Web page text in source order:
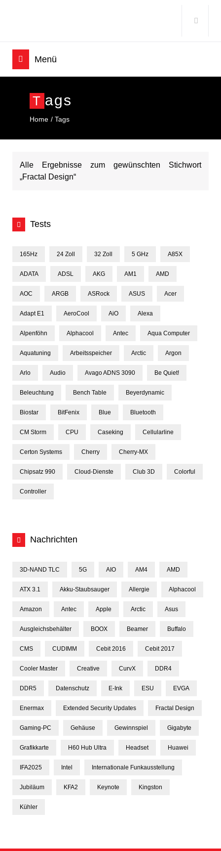
T Ags
Home Tags
Alle Ergebnisse zum gewünschten Stichwort
„Fractal Design“
Tests
165Hz 24 Zoll 32 Zoll 5 GHz A85X
ADATA ADSL AKG AM1 AMD
AOC ARGB ASRock ASUS Acer
Adapt E1 AeroCool AiO Alexa
Alpenföhn Alphacool Antec Aqua Computer
Aquatuning Arbeitsspeicher Arctic Argon
Arlo Audio Avago ADNS 3090 Be Quiet!
Beleuchtung Bench Table Beyerdynamic
Biostar BitFenix Blue Bluetooth
CM Storm CPU Caseking Cellularline
Certon Systems Cherry Cherry-MX
Chipsatz 990 Cloud-Dienste Club 3D Colorful
Controller
Nachrichten
3D-NAND TLC 5G AIO AM4 AMD
ATX 3.1 Akku-Staubsauger Allergie Alphacool
Amazon Antec Apple Arctic Asus
Ausgleichsbehälter BOOX Beamer Buffalo
CMS CUDIMM Cebit 2016 Cebit 2017
Cooler Master Creative CurvX DDR4
DDR5 Datenschutz E-Ink ESU EVGA
Enermax Extended Security Updates Fractal Design
Gaming-PC Gehäuse Gewinnspiel Gigabyte
Grafikkarte H60 Hub Ultra Headset Huawei
IFA2025 Intel Internationale Funkausstellung
Jubiläum KFA2 Keynote Kingston
Kühler